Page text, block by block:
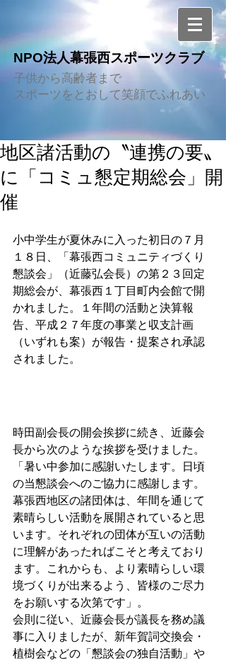
NPO法人幕張西スポーツクラブ
子供から高齢者まで
スポーツをとおして笑顔でふれあい
地区諸活動の〝連携の要〟
に「コミュ懇定期総会」開
催
小中学生が夏休みに入った初日の７月
１８日、「幕張西コミュニティづくり
懇談会」（近藤弘会長）の第２３回定
期総会が、幕張西１丁目町内会館で開
かれました。１年間の活動と決算報
告、平成２７年度の事業と収支計画
（いずれも案）が報告・提案され承認
されました。
時田副会長の開会挨拶に続き、近藤会
長から次のような挨拶を受けました。
「暑い中参加に感謝いたします。日頃
の当懇談会へのご協力に感謝します。
幕張西地区の諸団体は、年間を通じて
素晴らしい活動を展開されていると思
います。それぞれの団体が互いの活動
に理解があったればこそと考えており
ます。これからも、より素晴らしい環
境づくりが出来るよう、皆様のご尽力
をお願いする次第です」。
会則に従い、近藤会長が議長を務め議
事に入りましたが、新年賀詞交換会・
植樹会などの「懇談会の独自活動」や